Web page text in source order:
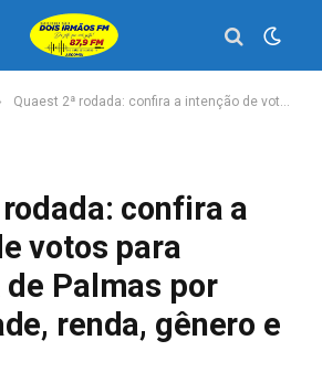
Quaest 2ª rodada: confira a intenção de votos para Prefeitura de Palmas por escolaridade, renda, gênero e idade
confira a
votos para
Palmas por
renda, gênero e